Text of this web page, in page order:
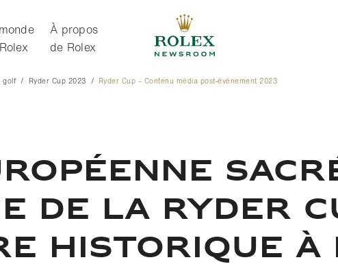
À propos
de Rolex
golf Ryder Cup 2023 Ryder Cup – Contenu média post‑événement 2023
DE LA RYDER
HISTORIQUE À